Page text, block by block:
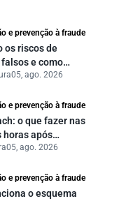
e prevenção à fraude
os riscos de
e como
negócio?
05, ago. 2026
e prevenção à fraude
o que fazer nas
horas após
de dados?
05, ago. 2026
e prevenção à fraude
o esquema